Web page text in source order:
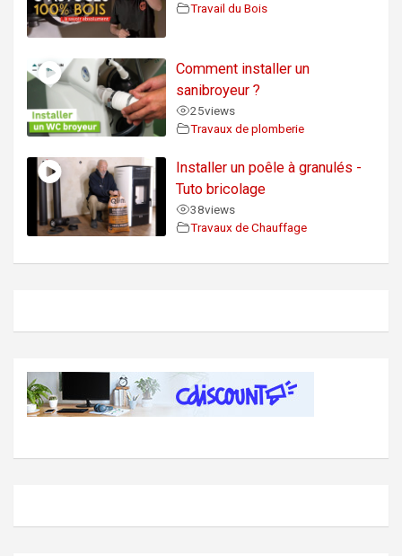
Travail du Bois
Comment installer un
sanibroyeur ?
25views
Travaux de plomberie
Installer un poêle à granulés -
Tuto bricolage
38views
Travaux de Chauffage